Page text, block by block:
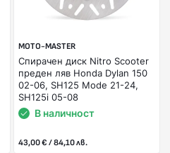
MOTO-MASTER
Спирачен диск Nitro Scooter
преден ляв Honda Dylan 150
02-06, SH125 Mode 21-24,
SH125i 05-08
В наличност
43,00 € / 84,10 лв.